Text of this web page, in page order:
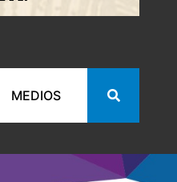
MEDIOS